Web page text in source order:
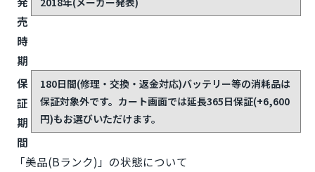
売
時
期
保
証
期
間
180日間(修理・交換・返金対応)バッテリー等の消耗品は
保証対象外です。カート画面では延長365日保証(+6,600
円)もお選びいただけます。
「美品(Bランク)」の状態について